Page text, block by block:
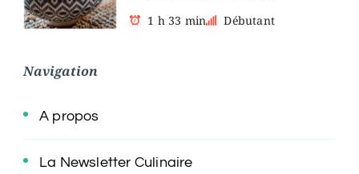
1 h 33 min
Débutant
Navigation
A propos
La Newsletter Culinaire